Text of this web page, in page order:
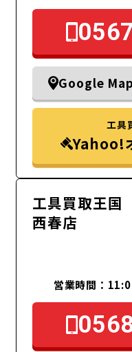
Google Map
工具
Yahoo!
工具買取王国
西春店
営業時間：